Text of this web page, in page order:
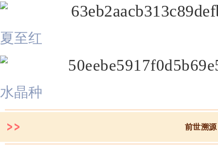
夏至红
水晶种
前世溯源